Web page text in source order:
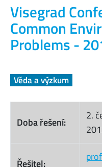
Visegrad
Common
Problems -
Věda a výzkum
Doba řešení:
2.
Řešitel: